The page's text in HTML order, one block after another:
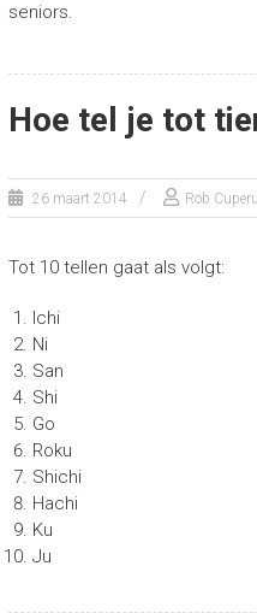
seniors.
Hoe tel je tot
26 maart 2014 Rob
Tot 10 tellen gaat als volgt:
Ichi
Ni
San
Shi
Go
Roku
Shichi
Hachi
Ku
Ju